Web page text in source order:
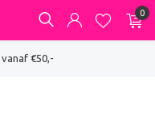
0
€50,-